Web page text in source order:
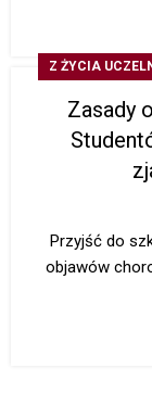
Z ŻYCIA
Zasady
Przyjść do
objawów